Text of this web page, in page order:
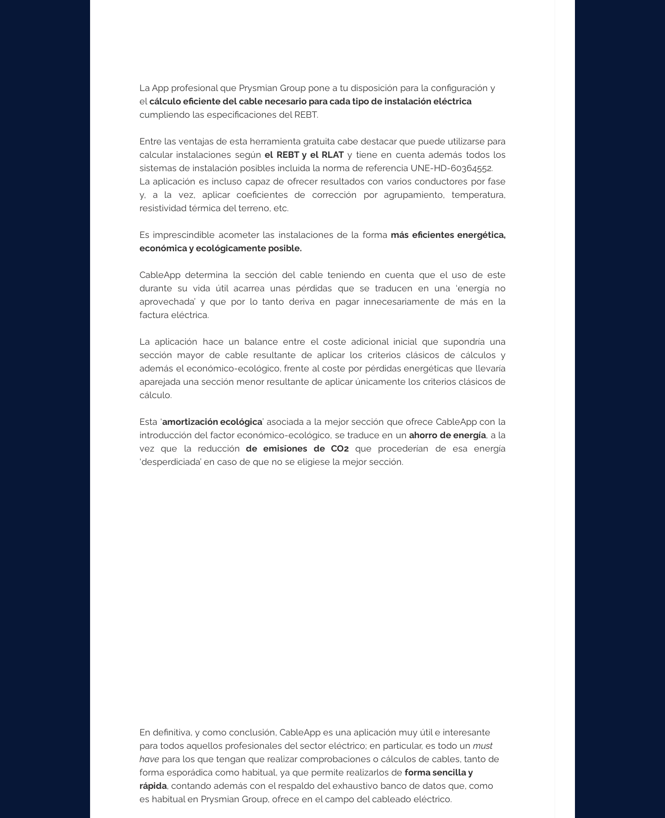
elektrotools-P099000 elektrotools-P046000
La App profesional que Prysmian Group pone a tu disposición para la configuración y
el cálculo eficiente del cable necesario para cada tipo de instalación eléctrica
cumpliendo las especificaciones del REBT.
Entre las ventajas de esta herramienta gratuita cabe destacar que puede utilizarse para
calcular instalaciones según el REBT y el RLAT y tiene en cuenta además todos los
sistemas de instalación posibles incluida la norma de referencia UNE-HD-60364552.
La aplicación es incluso capaz de ofrecer resultados con varios conductores por fase
y, a la vez, aplicar coeficientes de corrección por agrupamiento, temperatura,
resistividad térmica del terreno, etc.
Es imprescindible acometer las instalaciones de la forma más eficientes energética,
económica y ecológicamente posible.
CableApp determina la sección del cable teniendo en cuenta que el uso de este
durante su vida útil acarrea unas pérdidas que se traducen en una ‘energía no
aprovechada’ y que por lo tanto deriva en pagar innecesariamente de más en la
factura eléctrica.
La aplicación hace un balance entre el coste adicional inicial que supondría una
sección mayor de cable resultante de aplicar los criterios clásicos de cálculos y
además el económico-ecológico, frente al coste por pérdidas energéticas que llevaría
aparejada una sección menor resultante de aplicar únicamente los criterios clásicos de
cálculo.
Esta ‘amortización ecológica’ asociada a la mejor sección que ofrece CableApp con la
introducción del factor económico-ecológico, se traduce en un ahorro de energía, a la
vez que la reducción de emisiones de CO2 que procederían de esa energía
‘desperdiciada’ en caso de que no se eligiese la mejor sección.
En definitiva, y como conclusión, CableApp es una aplicación muy útil e interesante
para todos aquellos profesionales del sector eléctrico; en particular, es todo un must
have para los que tengan que realizar comprobaciones o cálculos de cables, tanto de
forma esporádica como habitual, ya que permite realizarlos de forma sencilla y
rápida, contando además con el respaldo del exhaustivo banco de datos que, como
es habitual en Prysmian Group, ofrece en el campo del cableado eléctrico.